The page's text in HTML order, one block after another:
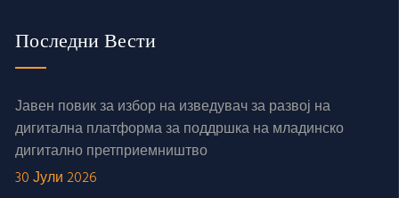
Последни Вести
Јавен повик за избор на изведувач за развој на
дигитална платформа за поддршка на младинско
дигитално претприемништво
30 Јули 2026